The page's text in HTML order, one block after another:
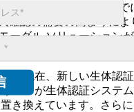
ルに達し、2033年ま
認の需要の高まりによ
ダル ソリューションが
現在、新しい生体認
が生体認証システ
換えています。さら